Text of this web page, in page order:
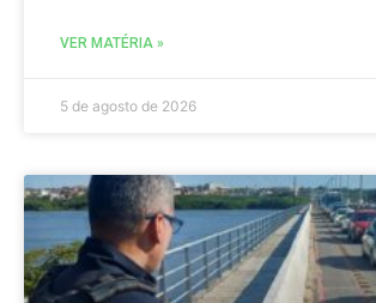
VER MATÉRIA »
5 de agosto de 2026